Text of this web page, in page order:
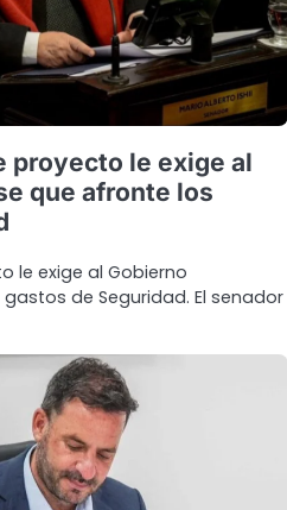
proyecto le exige al
que afronte los
le exige al Gobierno
de Seguridad. El senador